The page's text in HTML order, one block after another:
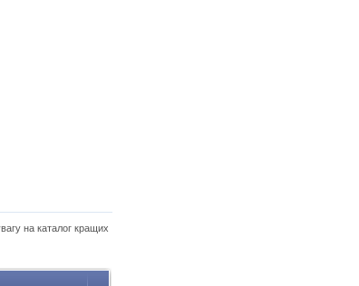
на каталог кращих